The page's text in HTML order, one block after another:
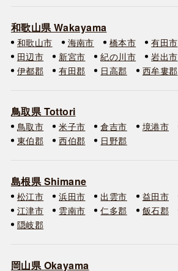
和歌山県 Wakayama
和歌山市 海南市 橋本市 有田市
田辺市
新宮市 紀の川市 岩出市
伊都郡
有田郡 日高郡 西牟婁郡
鳥取県 Tottori
鳥取市 米子市 倉吉市 境港市
東伯郡
西伯郡 日野郡
島根県 Shimane
松江市 浜田市 出雲市 益田市
江津市
雲南市 仁多郡 飯石郡
隠岐郡
岡山県 Okayama